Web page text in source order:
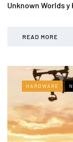
Unknown Worlds
READ MORE
HARDWARE